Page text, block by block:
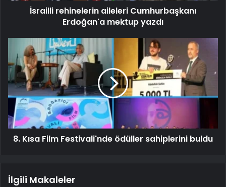
İsrailli rehinelerin aileleri Cumhurbaşkanı
Erdoğan'a mektup yazdı
8. Kısa Film Festivali'nde ödüller sahiplerini buldu
İlgili Makaleler